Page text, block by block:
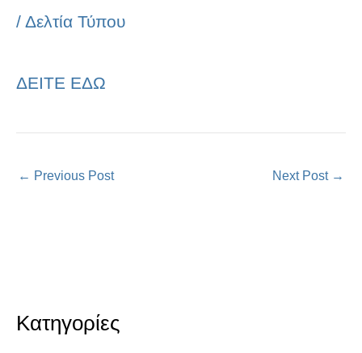
Κατηγορίες
/ Δελτία Τύπου
ΔΕΙΤΕ ΕΔΩ
← Previous Post Next Post →